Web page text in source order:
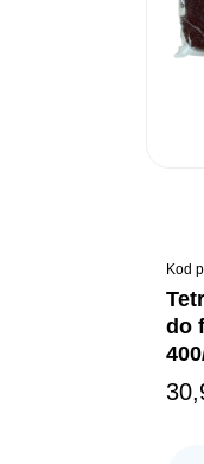
Kod
tetra wkład bf gąbka
do